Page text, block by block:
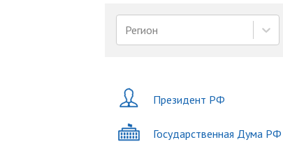
Регион
Президент РФ
Государственная Дума РФ